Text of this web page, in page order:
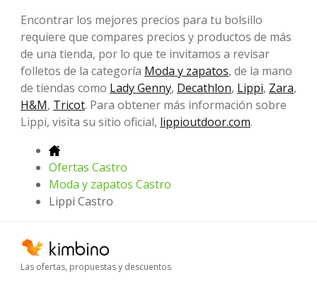
Encontrar los mejores precios para tu bolsillo
requiere que compares precios y productos de más
de una tienda, por lo que te invitamos a revisar
folletos de la categoría Moda y zapatos, de la mano
de tiendas como Lady Genny, Decathlon, Lippi, Zara,
H&M, Tricot. Para obtener más información sobre
Lippi, visita su sitio oficial, lippioutdoor.com.
Ofertas Castro
Moda y zapatos Castro
Lippi Castro
Las ofertas, propuestas y descuentos